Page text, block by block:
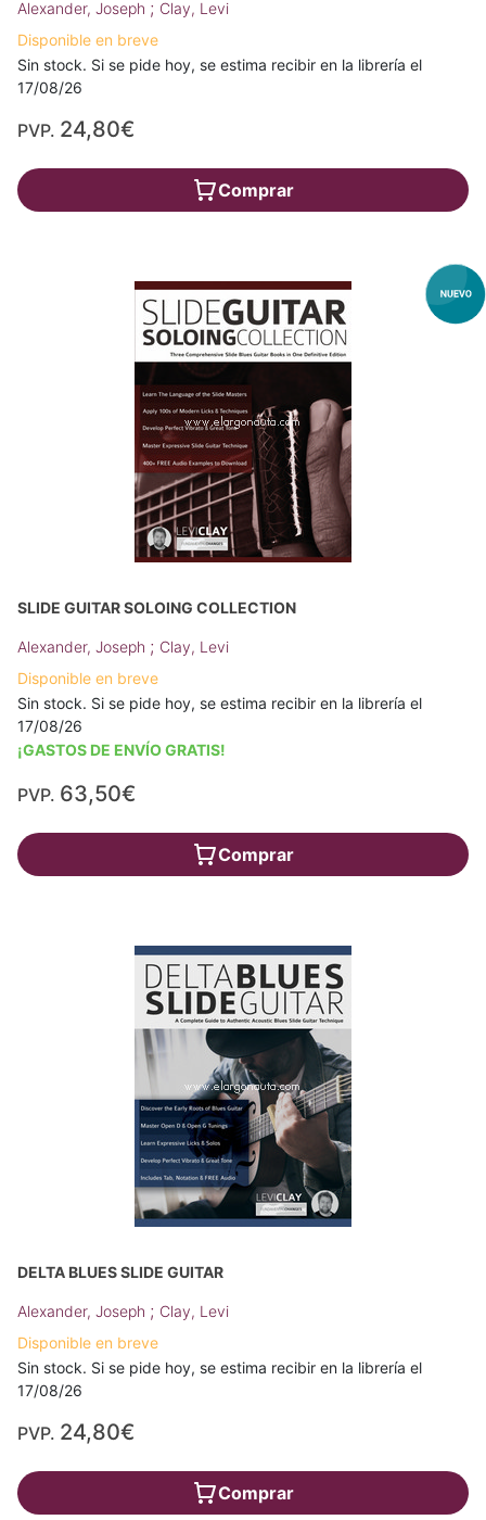
Alexander, Joseph ; Clay, Levi
Disponible en breve
Sin stock. Si se pide hoy, se estima recibir en la librería el
17/08/26
PVP. 24,80€
Comprar
SLIDE GUITAR SOLOING COLLECTION
Alexander, Joseph ; Clay, Levi
Disponible en breve
Sin stock. Si se pide hoy, se estima recibir en la librería el
17/08/26
¡GASTOS DE ENVÍO GRATIS!
PVP. 63,50€
Comprar
DELTA BLUES SLIDE GUITAR
Alexander, Joseph ; Clay, Levi
Disponible en breve
Sin stock. Si se pide hoy, se estima recibir en la librería el
17/08/26
PVP. 24,80€
Comprar